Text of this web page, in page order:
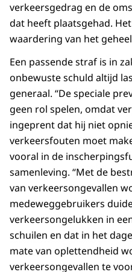
verkeersgedrag en de
dat heeft plaatsgehad.
waardering van het
Een passende straf is in
onbewuste schuld altijd
generaal. “De speciale
geen rol spelen, omdat
ingeprent dat hij niet
verkeersfouten moet
vooral in de
samenleving. “Met de
van verkeersongevallen
medeweggebruikers
verkeersongelukken in
schuilen en dat in het
mate van oplettendheid
verkeersongevallen te